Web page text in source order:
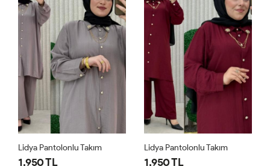
Lidya Pantolonlu Takım
1,950 TL
Lidya Pantolonlu Takım
1,950 TL